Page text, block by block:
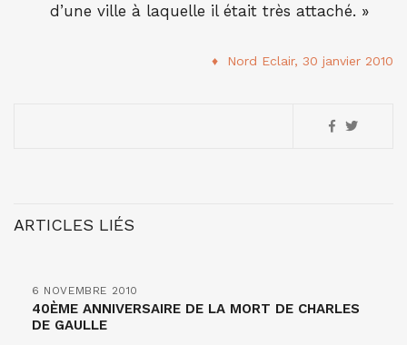
d’une ville à laquelle il était très attaché. »
♦ Nord Eclair, 30 janvier 2010
ARTICLES LIÉS
6 NOVEMBRE 2010
40ÈME ANNIVERSAIRE DE LA MORT DE CHARLES
DE GAULLE